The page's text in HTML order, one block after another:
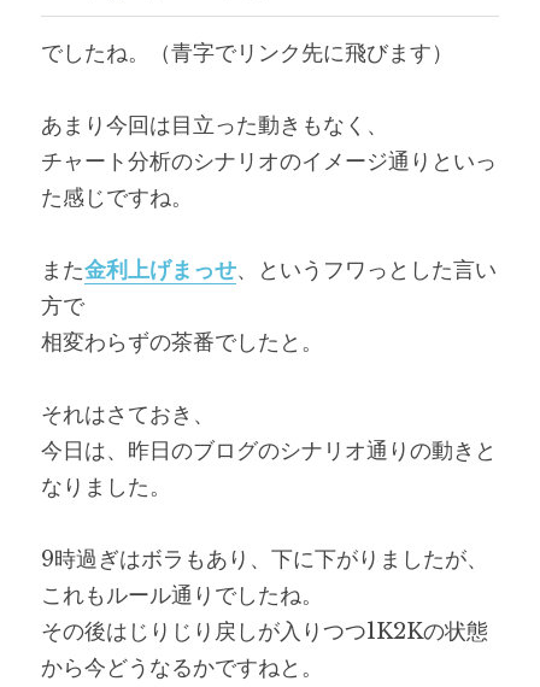
でしたね。（青字でリンク先に飛びます）
あまり今回は目立った動きもなく、
チャート分析のシナリオのイメージ通りといっ
た感じですね。
また金利上げまっせ、というフワっとした言い
方で
相変わらずの茶番でしたと。
それはさておき、
今日は、昨日のブログのシナリオ通りの動きと
なりました。
9時過ぎはボラもあり、下に下がりましたが、
これもルール通りでしたね。
その後はじりじり戻しが入りつつ1K2Kの状態
から今どうなるかですねと。